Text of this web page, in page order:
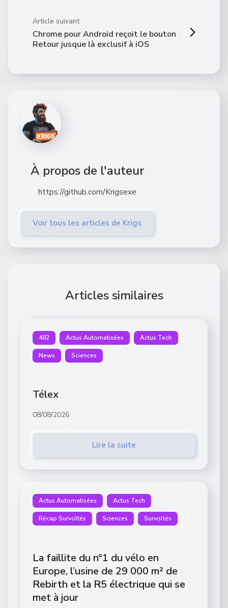
Article suivant
Chrome pour Android reçoit le bouton
Retour jusque là exclusif à iOS
À propos de l'auteur
https://github.com/Krigsexe
Voir tous les articles de Krigs
Articles similaires
482 Actus Automatisées Actus Tech
News Sciences
Télex
08/08/2026
Lire la suite
Actus Automatisées Actus Tech
Récap Survoltés Sciences Survoltés
La faillite du n°1 du vélo en
Europe, l’usine de 29 000 m² de
Rebirth et la R5 électrique qui se
met à jour